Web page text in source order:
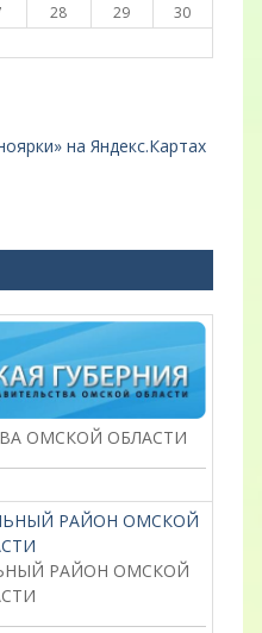
28 29
30
на Яндекс.Картах
ОМСКОЙ ОБЛАСТИ
РАЙОН ОМСКОЙ